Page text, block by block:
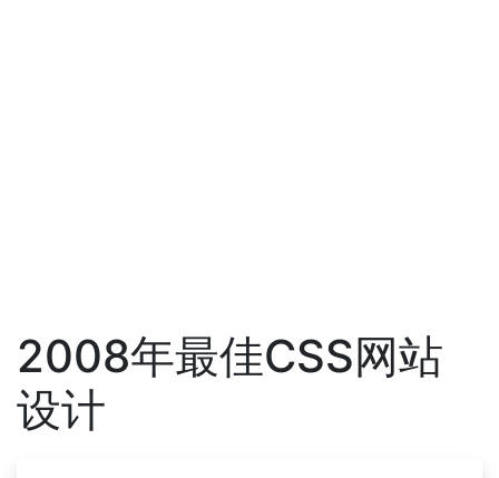
2008年最佳CSS网站
设计